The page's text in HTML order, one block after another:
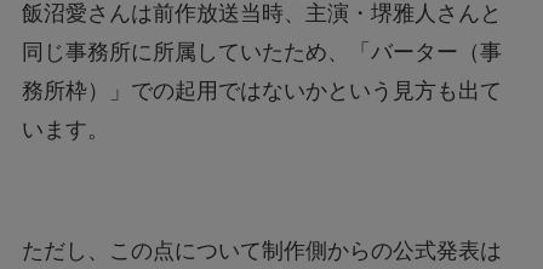
飯沼愛さんは前作放送当時、主演・堺雅人さんと
同じ事務所に所属していたため、「バーター（事
務所枠）」での起用ではないかという見方も出て
います。
ただし、この点について制作側からの公式発表は